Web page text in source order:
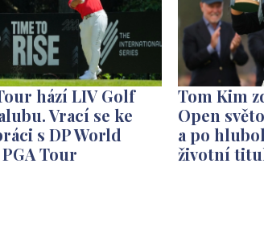
hází LIV Golf
Vrací se ke
s DP World
Tour
Tom Kim
Open
a po
životní